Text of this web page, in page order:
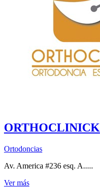
ORTHOCLINICK
Ortodoncias
Av. America #236 esq. A.....
Ver más